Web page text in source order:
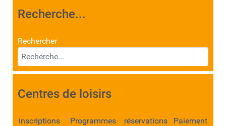
Recherche...
Rechercher
Centres de loisirs
Inscriptions Programmes réservations Paiement